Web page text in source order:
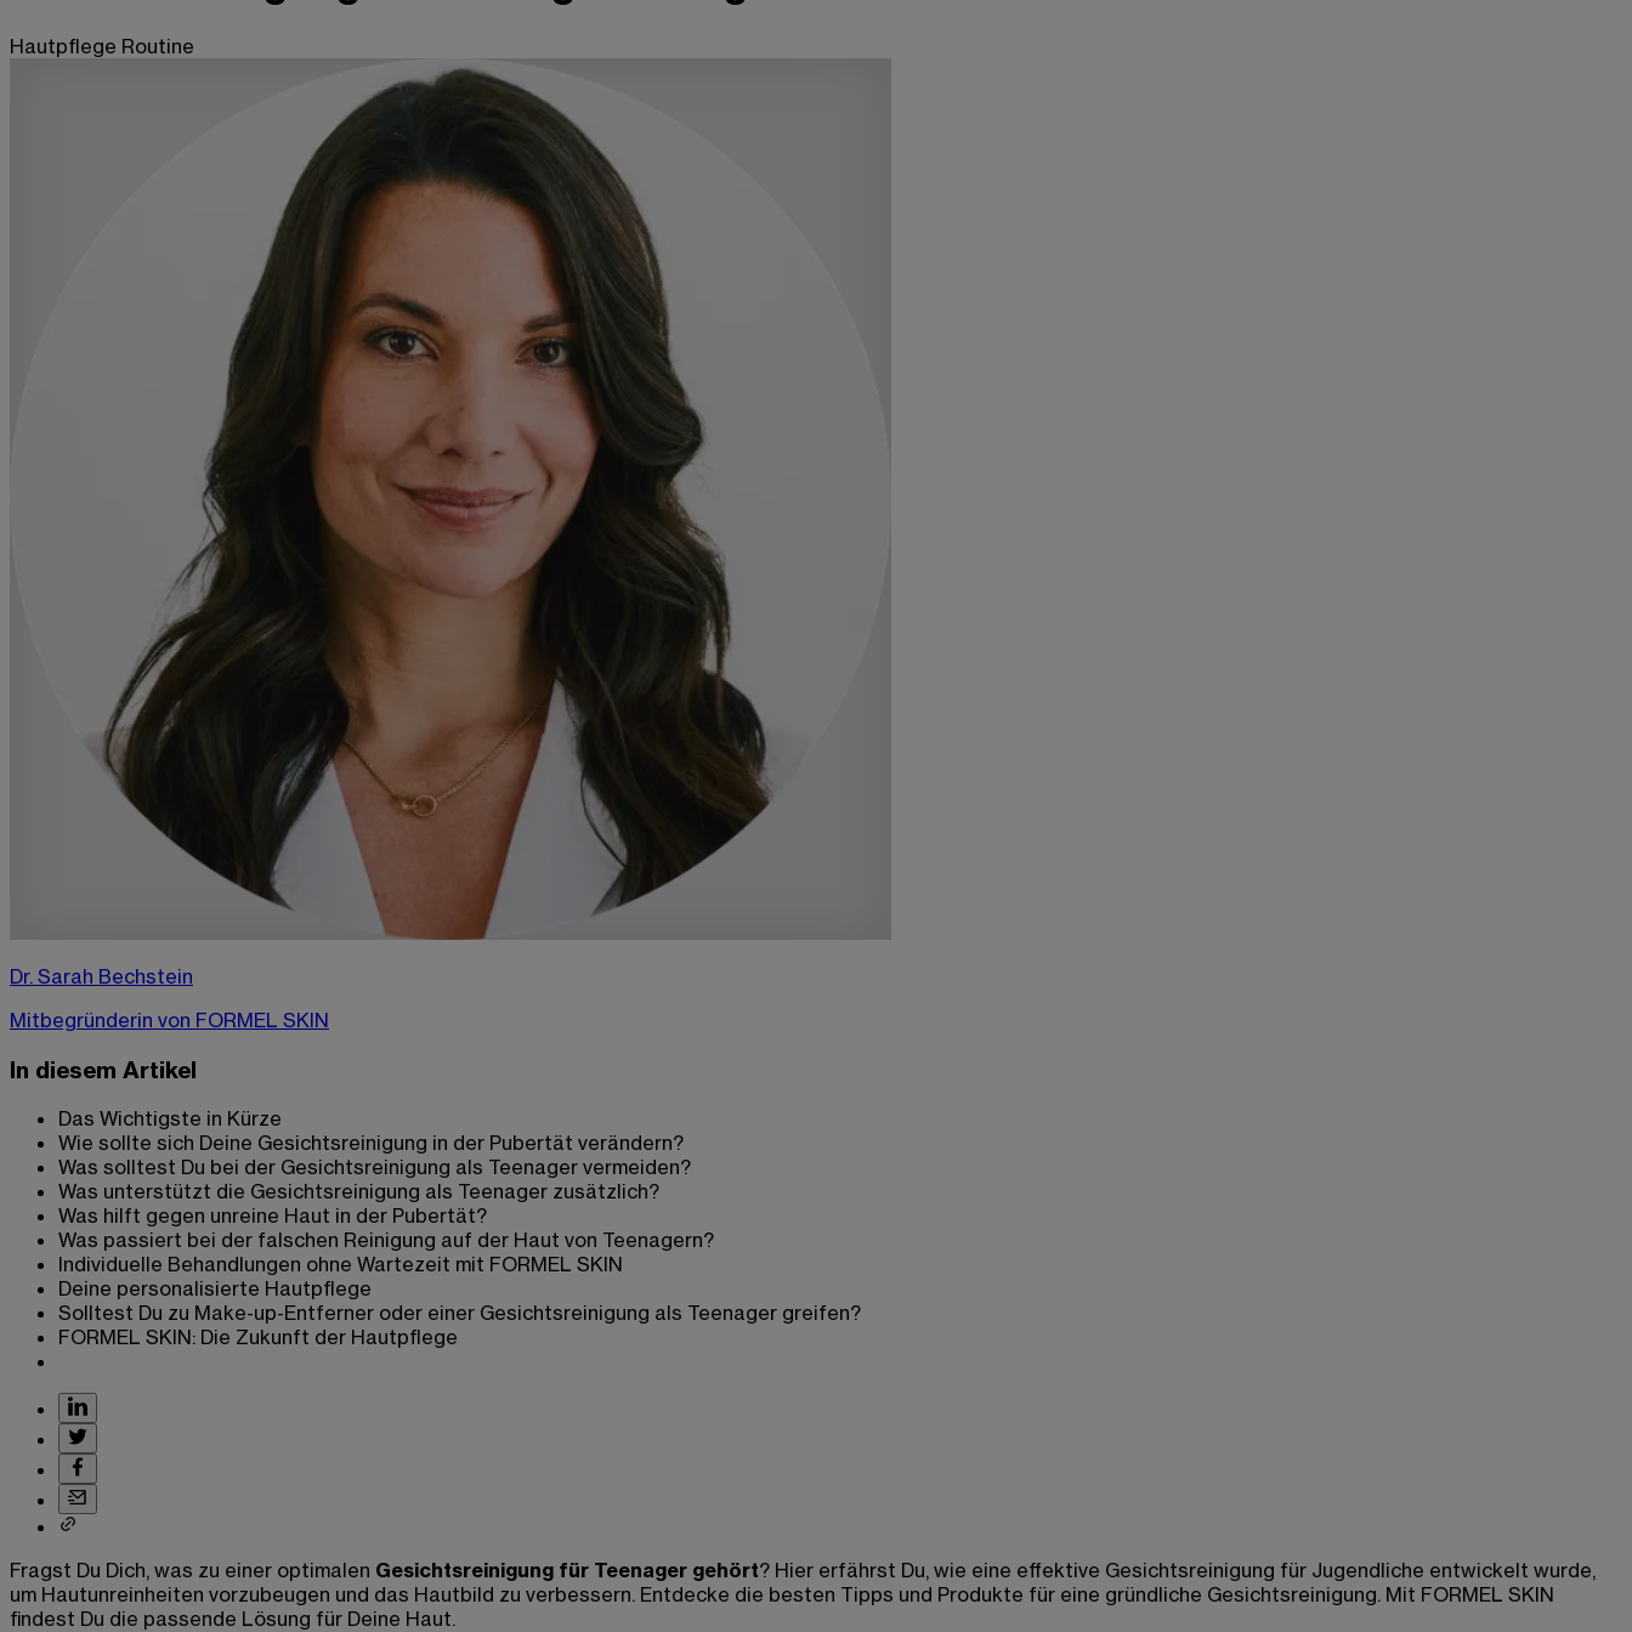
Hautpflege Routine
Dr. Sarah Bechstein
Mitbegründerin von FORMEL SKIN
In diesem Artikel
Das Wichtigste in Kürze
Wie sollte sich Deine Gesichtsreinigung in der Pubertät verändern?
Was solltest Du bei der Gesichtsreinigung als Teenager vermeiden?
Was unterstützt die Gesichtsreinigung als Teenager zusätzlich?
Was hilft gegen unreine Haut in der Pubertät?
Was passiert bei der falschen Reinigung auf der Haut von Teenagern?
Individuelle Behandlungen ohne Wartezeit mit FORMEL SKIN
Deine personalisierte Hautpflege
Solltest Du zu Make-up-Entferner oder einer Gesichtsreinigung als Teenager greifen?
FORMEL SKIN: Die Zukunft der Hautpflege
Fragst Du Dich, was zu einer optimalen Gesichtsreinigung für Teenager gehört? Hier erfährst Du, wie eine effektive Gesichtsreinigung für Jugendliche entwickelt wurde,
um Hautunreinheiten vorzubeugen und das Hautbild zu verbessern. Entdecke die besten Tipps und Produkte für eine gründliche Gesichtsreinigung. Mit FORMEL SKIN
findest Du die passende Lösung für Deine Haut.